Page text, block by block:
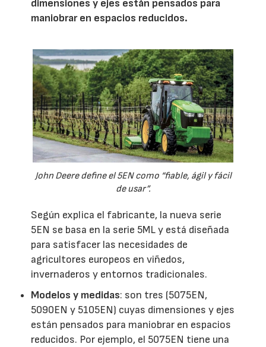
dimensiones y ejes están pensados para
maniobrar en espacios reducidos.
John Deere define el 5EN como “fiable, ágil y fácil
de usar”.
Según explica el fabricante, la nueva serie
5EN se basa en la serie 5ML y está diseñada
para satisfacer las necesidades de
agricultores europeos en viñedos,
invernaderos y entornos tradicionales.
Modelos y medidas: son tres (5075EN,
5090EN y 5105EN) cuyas dimensiones y ejes
están pensados para maniobrar en espacios
reducidos. Por ejemplo, el 5075EN tiene una